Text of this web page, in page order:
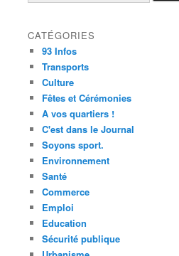
CATÉGORIES
93 Infos
Transports
Culture
Fêtes et Cérémonies
A vos quartiers !
C'est dans le Journal
Soyons sport.
Environnement
Santé
Commerce
Emploi
Education
Sécurité publique